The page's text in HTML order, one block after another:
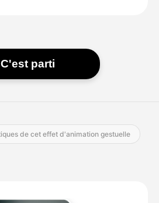
C'est parti
de cet effet d'animation gestuelle